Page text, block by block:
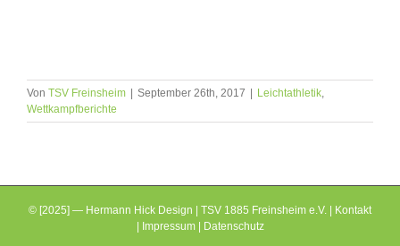
Von TSV Freinsheim September 26th, 2017 Leichtathletik,
Wettkampfberichte
© [2025] — Hermann Hick Design | TSV 1885 Freinsheim e.V. |
Kontakt
Impressum| Datenschutz